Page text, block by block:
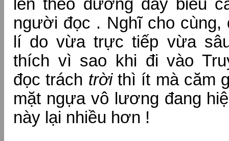
lên theo đường dây biểu
người đọc . Nghĩ cho cùng,
lí do vừa trực tiếp vừa
thích vì sao khi đi vào
đọc trách trờithì ít mà căm
mặt ngựa vô lương đang
này lại nhiều hơn !